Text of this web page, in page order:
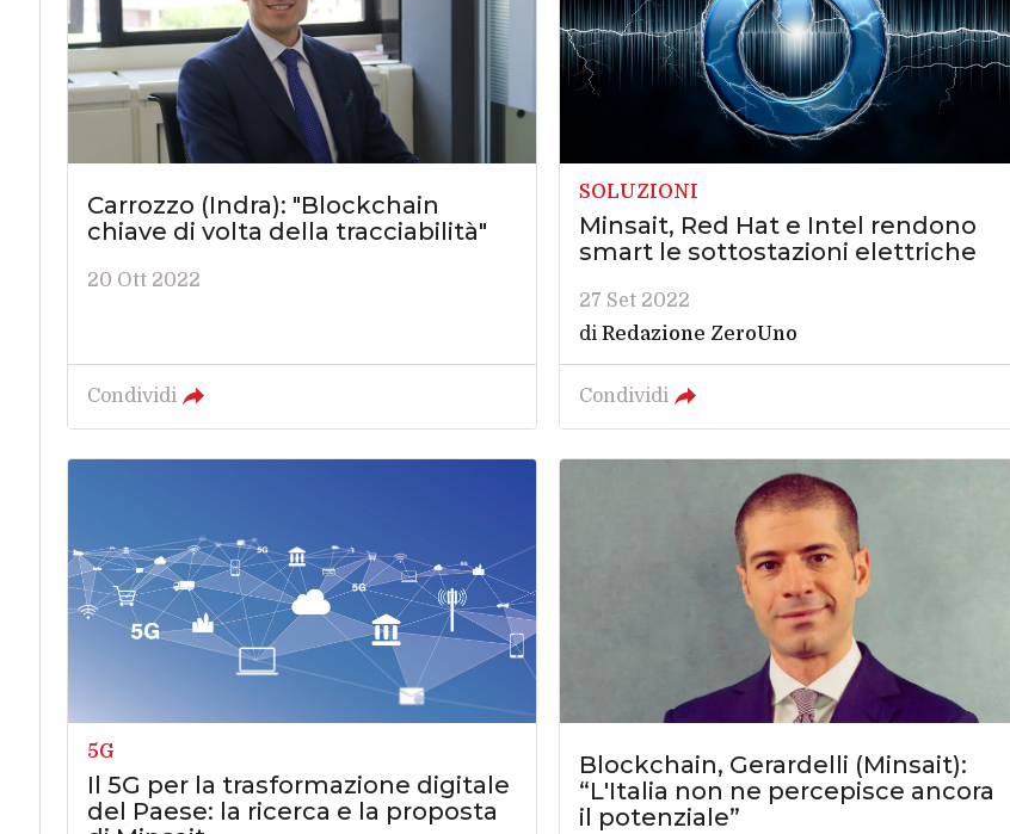
Carrozzo (Indra): "Blockchain
chiave di volta della tracciabilità"
20 Ott 2022
Condividi
SOLUZIONI
Minsait, Red Hat e Intel rendono
smart le sottostazioni elettriche
27 Set 2022
diRedazione ZeroUno
Condividi
5G
Il 5G per la trasformazione digitale
del Paese: la ricerca e la proposta
Blockchain, Gerardelli (Minsait):
“L'Italia non ne percepisce ancora
il potenziale”